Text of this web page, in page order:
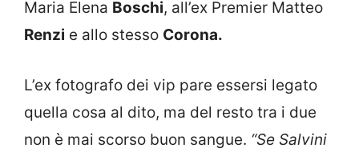
Maria Elena Boschi, all’ex Premier Matteo
Renzi e allo stesso Corona.
L’ex fotografo dei vip pare essersi legato
quella cosa al dito, ma del resto tra i due
non è mai scorso buon sangue. “Se Salvini